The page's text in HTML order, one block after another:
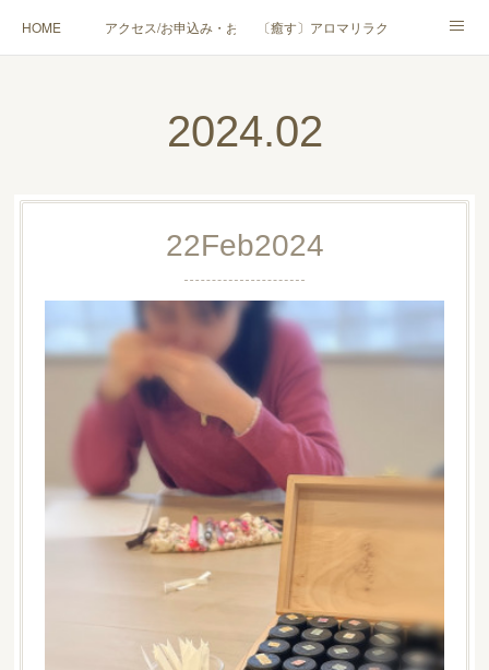
HOME アクセス/お申込み・お問合せ〔癒す〕アロマリラクゼーション
〔愉しむ〕アロマクラフトワークショップ〔使う〕実用アロマテラピー(全4回)
ハンモックタイ古式協会® 厚木校出張講座(個人／企業・団体)
2024.02
22Feb2024